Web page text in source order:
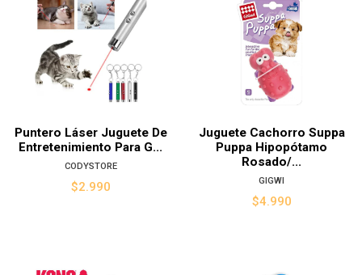
Puntero Láser Juguete De
Entretenimiento Para G...
CODYSTORE
$2.990
Juguete Cachorro Suppa
Puppa Hipopótamo
Rosado/...
GIGWI
$4.990